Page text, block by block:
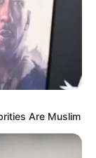
Mute
Are Muslim